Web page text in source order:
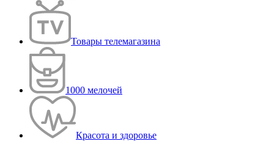
Товары телемагазина
1000 мелочей
Красота и здоровье